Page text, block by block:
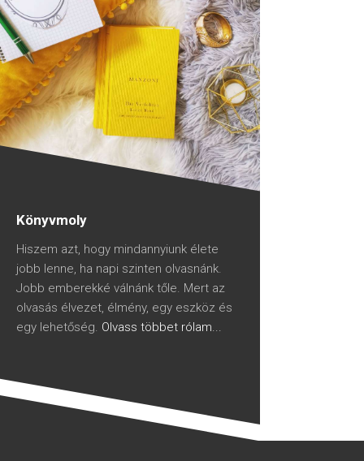
Könyvmoly
Hiszem azt, hogy mindannyiunk élete
jobb lenne, ha napi szinten olvasnánk.
Jobb emberekké válnánk tőle. Mert az
olvasás élvezet, élmény, egy eszköz és
egy lehetőség. Olvass többet rólam...